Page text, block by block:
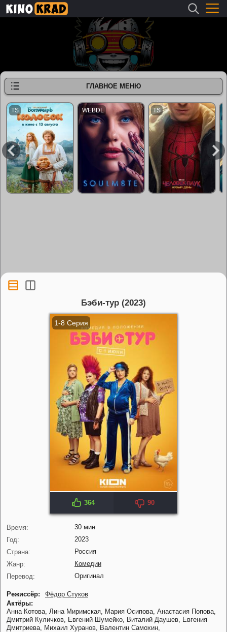
Бэби-тур (2023)
KP: 6.9 364 90
1-8 Серия
Время:
30 мин
Год:
2023
Страна:
Россия
Жанр:
Комедии
Перевод:
Оригинал
Режиссёр:
Фёдор Стуков
Актёры:
Анна Котова, Лина Миримская, Мария Осипова, Анастасия Попова,
Дмитрий Куличков,
Евгений Шумейко, Виталий Даушев,
Евгения
Дмитриева,
Михаил Хуранов, Валентин Самохин,
ГЛАВНОЕ МЕНЮ